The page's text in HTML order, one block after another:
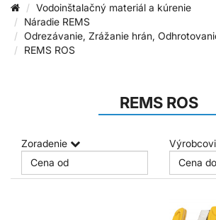
Vodoinštalačný materiál a kúrenie
Náradie REMS
Odrezávanie, Zrážanie hrán,
REMS ROS
REMS ROS
Zoradenie